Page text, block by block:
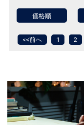
価格順
<<前へ 1 2